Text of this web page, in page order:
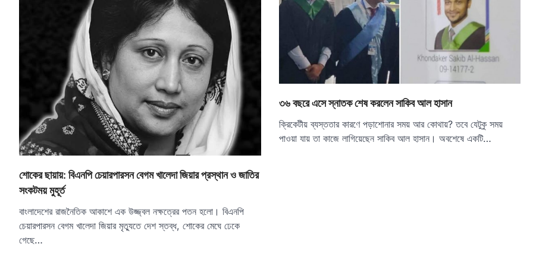
শোকের ছায়ায়: বিএনপি চেয়ারপারসন বেগম খালেদা জিয়ার প্রস্থান ও জাতির
সংকটময় মুহূর্ত
বাংলাদেশের রাজনৈতিক আকাশে এক উজ্জ্বল নক্ষত্রের পতন হলো। বিএনপি
চেয়ারপারসন বেগম খালেদা জিয়ার মৃত্যুতে দেশ স্তব্ধ, শোকের মেঘে ঢেকে
গেছে…
৩৬ বছরে এসে স্নাতক শেষ করলেন সাকিব আল হাসান
ক্রিকেটীয় ব্যস্ততার কারণে পড়াশোনার সময় আর কোথায়? তবে যেটুকু সময়
পাওয়া যায় তা কাজে লাগিয়েছেন সাকিব আল হাসান। অবশেষে একটি…